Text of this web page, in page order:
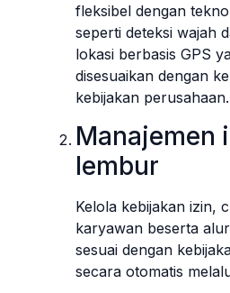
fleksibel dengan
seperti deteksi wajah
lokasi berbasis GPS
disesuaikan dengan
kebijakan perusahaan.
Manajemen
lembur
Kelola kebijakan izin,
karyawan beserta
sesuai dengan
secara otomatis